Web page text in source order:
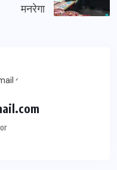
मनरेगा